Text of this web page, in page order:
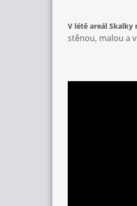
V létě areál Skalky
stěnou, malou a